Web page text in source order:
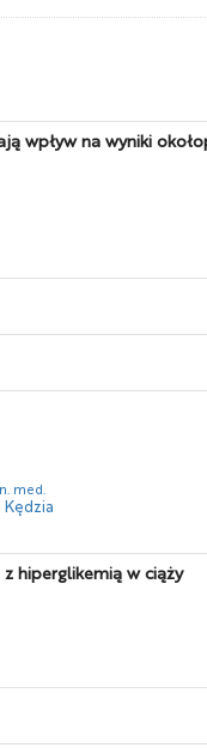
wpływ na wyniki
med.
Kędzia
hiperglikemią w ciąży